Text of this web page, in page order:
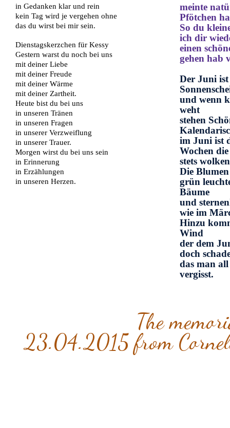
in Gedanken klar und rein
kein Tag wird je vergehen ohne
das du wirst bei mir sein.
Dienstagskerzchen für Kessy
Gestern warst du noch bei uns
mit deiner Liebe
mit deiner Freude
mit deiner Wärme
mit deiner Zartheit.
Heute bist du bei uns
in unseren Tränen
in unseren Fragen
in unserer Verzweiflung
in unserer Trauer.
Morgen wirst du bei uns sein
in Erinnerung
in Erzählungen
in unseren Herzen.
meinte
Pfötchen
So du
ich dir
einen
gehen hab
Der Juni ist
und wenn
weht
stehen
im Juni ist
Wochen
stets
Die
grün
Bäume
und
wie im
Hinzu
Wind
der dem
doch
das man all
vergisst.
The
23.04.2015 from